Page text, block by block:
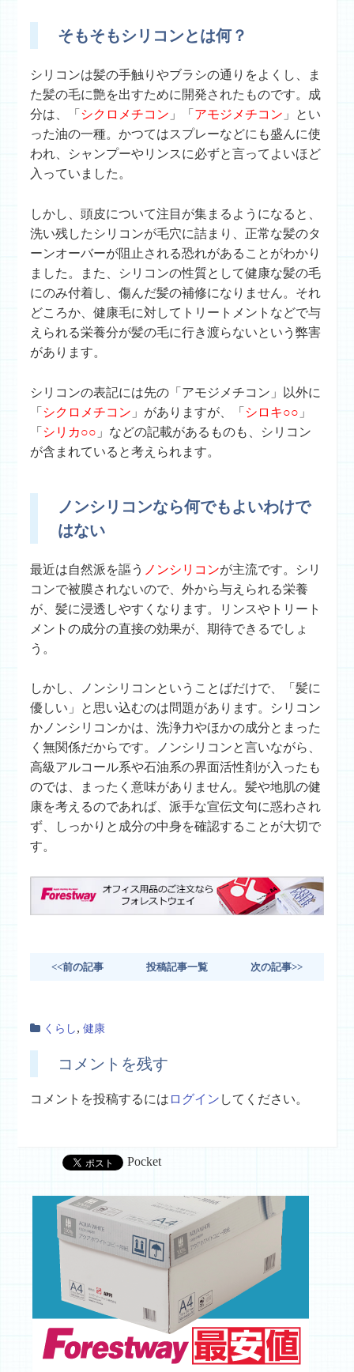
そもそもシリコンとは何？
シリコンは髪の手触りやブラシの通りをよくし、ま
た髪の毛に艶を出すために開発されたものです。成
分は、「 シクロメチコン 」「 アモジメチコン 」とい
った油の一種。かつてはスプレーなどにも盛んに使
われ、シャンプーやリンスに必ずと言ってよいほど
入っていました。
しかし、頭皮について注目が集まるようになると、
洗い残したシリコンが毛穴に詰まり、正常な髪のタ
ーンオーバーが阻止される恐れがあることがわかり
ました。また、シリコンの性質として健康な髪の毛
にのみ付着し、傷んだ髪の補修になりません。それ
どころか、健康毛に対してトリートメントなどで与
えられる栄養分が髪の毛に行き渡らないという弊害
があります。
シリコンの表記には先の「アモジメチコン」以外に
「 シクロメチコン 」がありますが、「 シロキ○○ 」
「 シリカ○○ 」などの記載があるものも、シリコン
が含まれていると考えられます。
ノンシリコンなら何でもよいわけで
はない
最近は自然派を謳う ノンシリコンが主流です。シリ
コンで被膜されないので、外から与えられる栄養
が、髪に浸透しやすくなります。リンスやトリート
メントの成分の直接の効果が、期待できるでしょ
う。
しかし、ノンシリコンということばだけで、「髪に
優しい」と思い込むのは問題があります。シリコン
かノンシリコンかは、洗浄力やほかの成分とまった
く無関係だからです。ノンシリコンと言いながら、
高級アルコール系や石油系の界面活性剤が入ったも
のでは、まったく意味がありません。髪や地肌の健
康を考えるのであれば、派手な宣伝文句に惑わされ
ず、しっかりと成分の中身を確認することが大切で
す。
<<前の記事 投稿記事一覧 次の記事>>
くらし ,健康
コメントを残す
コメントを投稿するには ログイン してください。
Pocket